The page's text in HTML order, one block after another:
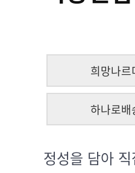
희망나르
하나로배
정성을 담아